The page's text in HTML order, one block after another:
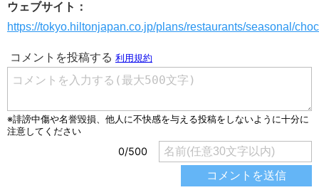
ウェブサイト：
https://tokyo.hiltonjapan.co.jp/plans/restaurants/seasonal/